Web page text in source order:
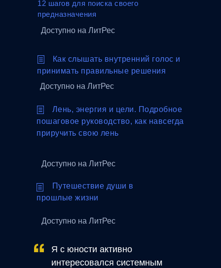
12 шагов для поиска своего
предназначения
Я с юности активно
интересовался системным
Доступно на ЛитРес
Доступно на ЛитРес
jjjjjjj
Как слышать внутренний голос и
принимать правильные решения
jjjjjjj Лень, энергия и цели. Подробное
пошаговое руководство, как навсегда
приручить свою лень
Доступно на ЛитРес
Доступно на ЛитРес
jjjjjjj
Путешествие души в
прошлые жизни